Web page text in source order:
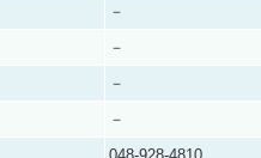
－
－
－
－